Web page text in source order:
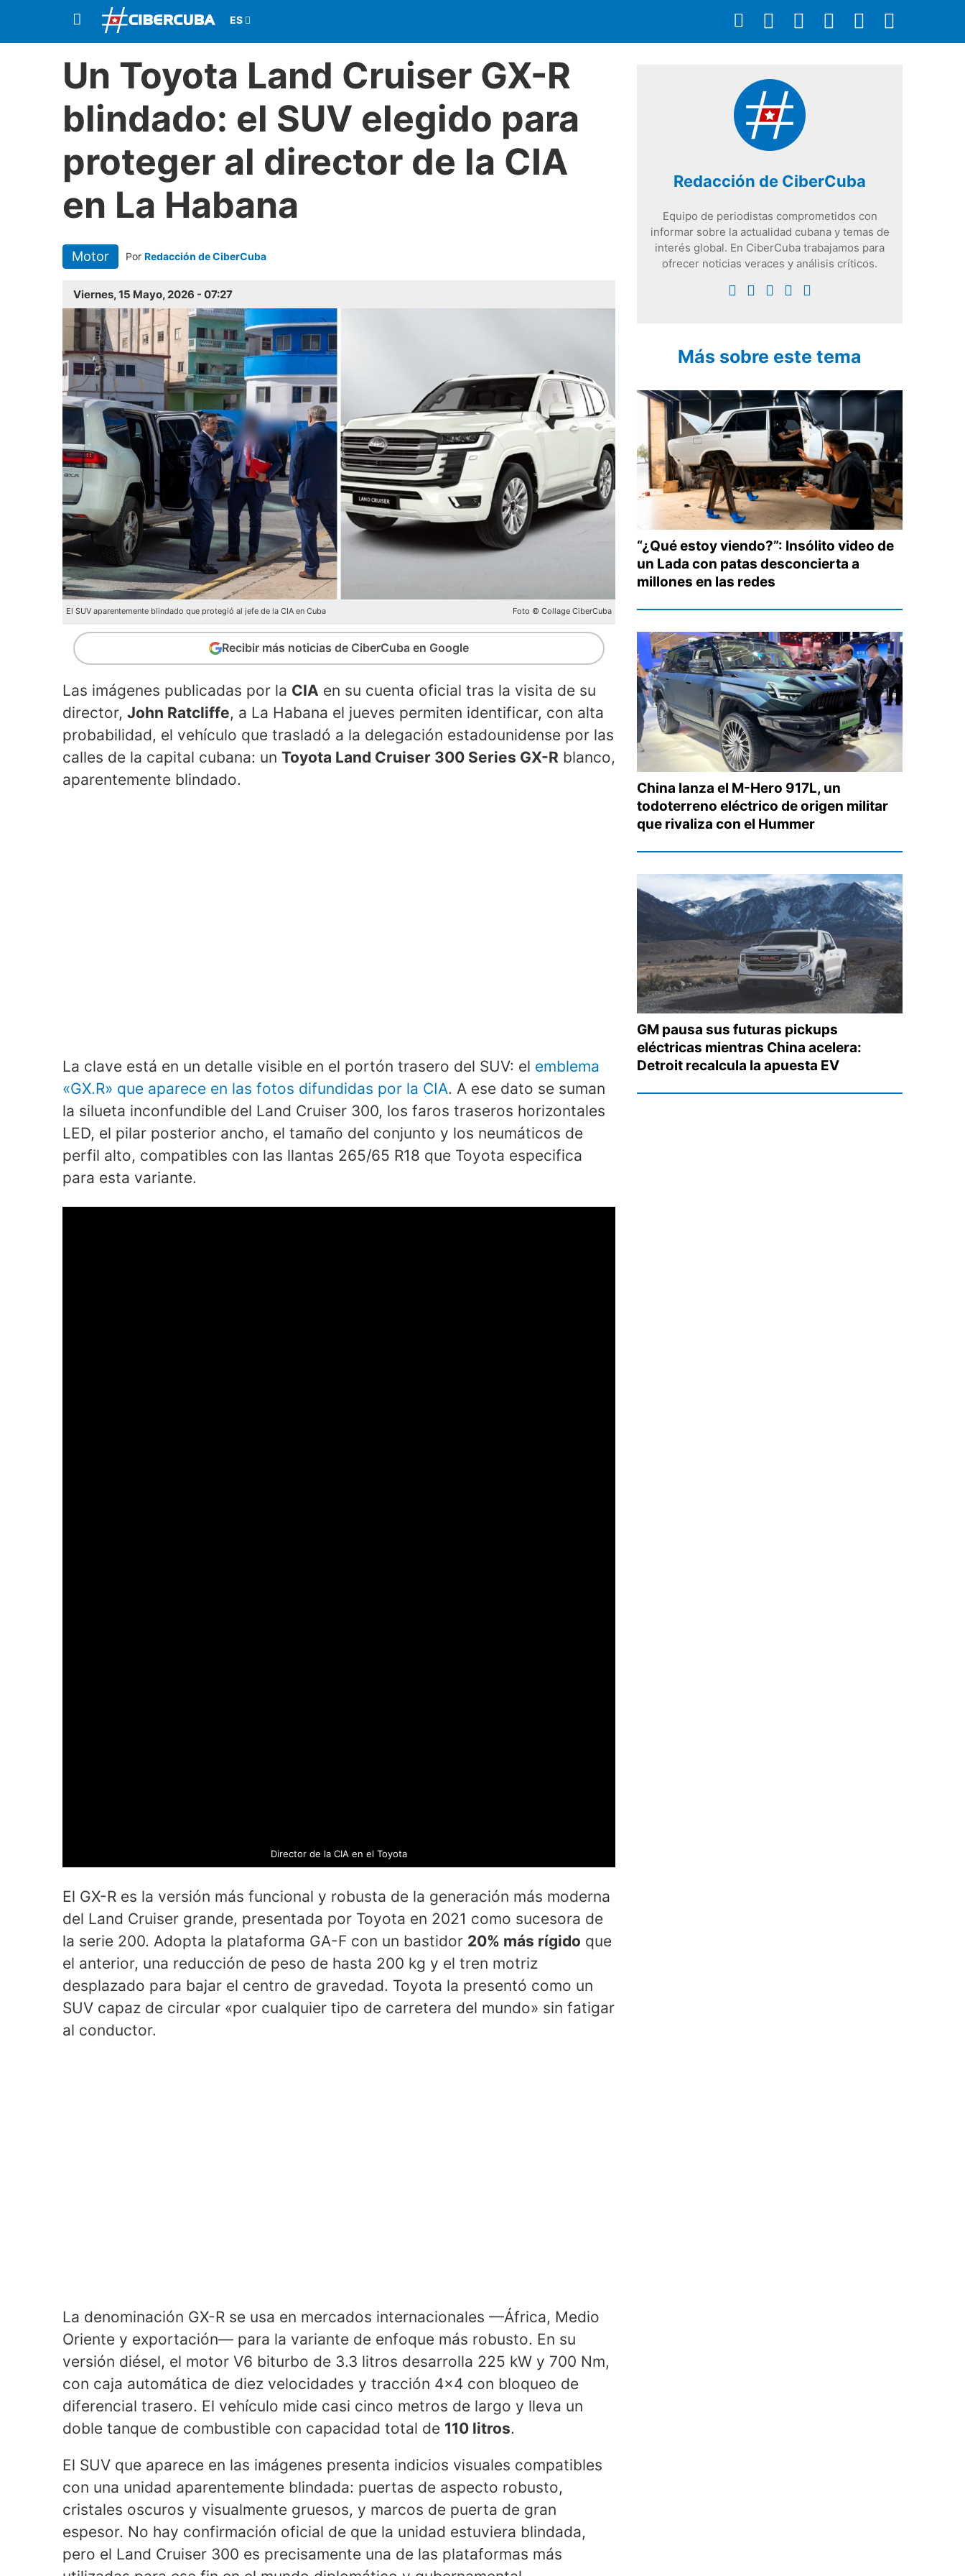
Un Toyota Land Cruiser GX-R
blindado: el SUV elegido para
proteger al director de la CIA
en La Habana
Motor Por Redacción de CiberCuba
Viernes, 15 Mayo, 2026 - 07:27
El SUV aparentemente blindado que protegió al jefe de la CIA en Cuba Foto © Collage CiberCuba
Recibir más noticias de CiberCuba en Google
Las imágenes publicadas por la CIA en su cuenta oficial tras la visita de su
director, John Ratcliffe, a La Habana el jueves permiten identificar, con alta
probabilidad, el vehículo que trasladó a la delegación estadounidense por las
calles de la capital cubana: un Toyota Land Cruiser 300 Series GX-R blanco,
aparentemente blindado.
La clave está en un detalle visible en el portón trasero del SUV: el emblema
«GX.R» que aparece en las fotos difundidas por la CIA. A ese dato se suman
la silueta inconfundible del Land Cruiser 300, los faros traseros horizontales
LED, el pilar posterior ancho, el tamaño del conjunto y los neumáticos de
perfil alto, compatibles con las llantas 265/65 R18 que Toyota especifica
para esta variante.
Director de la CIA en el Toyota
El GX-R es la versión más funcional y robusta de la generación más moderna
del Land Cruiser grande, presentada por Toyota en 2021 como sucesora de
la serie 200. Adopta la plataforma GA-F con un bastidor 20% más rígido que
el anterior, una reducción de peso de hasta 200 kg y el tren motriz
desplazado para bajar el centro de gravedad. Toyota la presentó como un
SUV capaz de circular «por cualquier tipo de carretera del mundo» sin fatigar
al conductor.
La denominación GX-R se usa en mercados internacionales —África, Medio
Oriente y exportación— para la variante de enfoque más robusto. En su
versión diésel, el motor V6 biturbo de 3.3 litros desarrolla 225 kW y 700 Nm,
con caja automática de diez velocidades y tracción 4x4 con bloqueo de
diferencial trasero. El vehículo mide casi cinco metros de largo y lleva un
doble tanque de combustible con capacidad total de 110 litros.
El SUV que aparece en las imágenes presenta indicios visuales compatibles
con una unidad aparentemente blindada: puertas de aspecto robusto,
cristales oscuros y visualmente gruesos, y marcos de puerta de gran
espesor. No hay confirmación oficial de que la unidad estuviera blindada,
pero el Land Cruiser 300 es precisamente una de las plataformas más
Redacción de CiberCuba
Equipo de periodistas comprometidos con
informar sobre la actualidad cubana y temas de
interés global. En CiberCuba trabajamos para
ofrecer noticias veraces y análisis críticos.
Más sobre este tema
“¿Qué estoy viendo?”: Insólito video de
un Lada con patas desconcierta a
millones en las redes
China lanza el M-Hero 917L, un
todoterreno eléctrico de origen militar
que rivaliza con el Hummer
GM pausa sus futuras pickups
eléctricas mientras China acelera:
Detroit recalcula la apuesta EV